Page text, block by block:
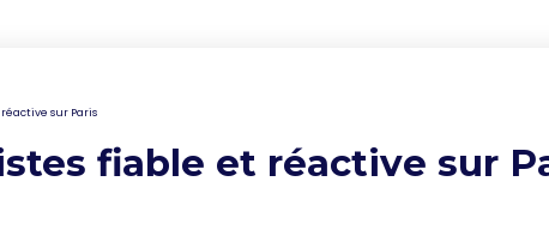
sur Paris
fiable et réactive sur